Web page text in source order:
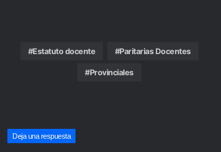
Estatuto docente Paritarias Docentes
Provinciales
Deja una respuesta